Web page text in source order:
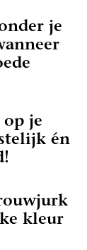
je
je
én
kleur